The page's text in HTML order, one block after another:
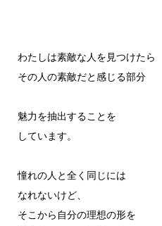
わたしは素敵な人を見つけたら
その人の素敵だと感じる部分
魅力を抽出することを
しています。
憧れの人と全く同じには
なれないけど、
そこから自分の理想の形を